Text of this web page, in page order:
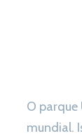
O
mundial.